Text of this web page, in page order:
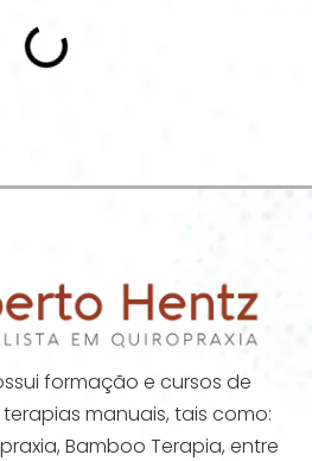
formação e cursos de
manuais, tais como:
Bamboo Terapia, entre